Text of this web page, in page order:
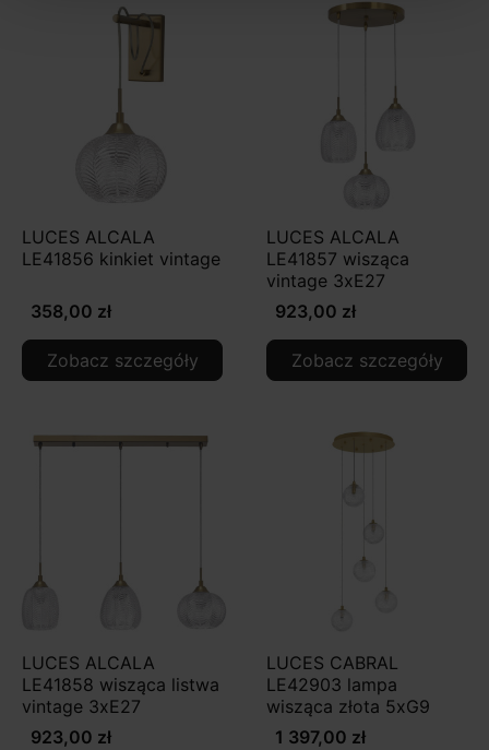
LUCES ALCALA
LE41856 kinkiet vintage
358,00 zł
Zobacz szczegóły
LUCES ALCALA
LE41857 wisząca
vintage 3xE27
923,00 zł
Zobacz szczegóły
LUCES ALCALA
LE41858 wisząca listwa
vintage 3xE27
923,00 zł
LUCES CABRAL
LE42903 lampa
wisząca złota 5xG9
1 397,00 zł